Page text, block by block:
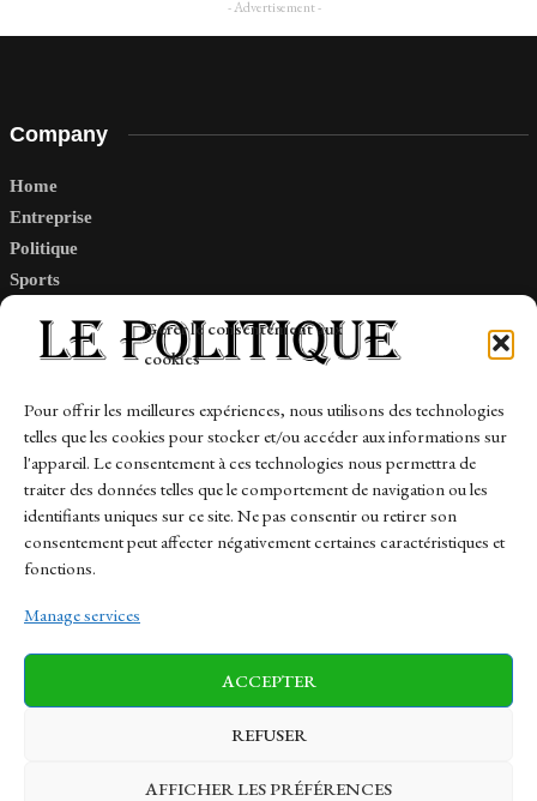
Gérer le consentement aux
cookies
Pour offrir les meilleures expériences, nous utilisons des technologies
telles que les cookies pour stocker et/ou accéder aux informations sur
l'appareil. Le consentement à ces technologies nous permettra de
traiter des données telles que le comportement de navigation ou les
identifiants uniques sur ce site. Ne pas consentir ou retirer son
consentement peut affecter négativement certaines caractéristiques et
fonctions.
Manage services
ACCEPTER
REFUSER
AFFICHER LES PRÉFÉRENCES
- Advertisement -
Company
Home
Entreprise
Politique
Sports
Links
Contact
Sitemap
News Finance-Marches Politics
Business Tech Health Sports Travel
© 1997-2026 - lepolitique.net. All Rights Reserved.